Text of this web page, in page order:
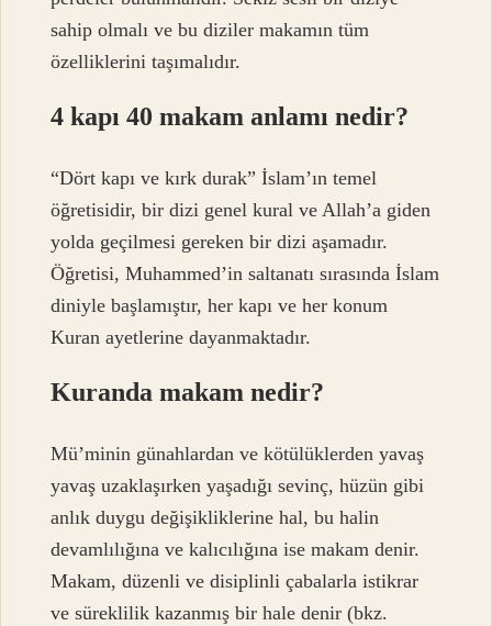
sahip olmalı ve bu diziler makamın tüm
özelliklerini taşımalıdır.
4 kapı 40 makam anlamı nedir?
“Dört kapı ve kırk durak” İslam’ın temel
öğretisidir, bir dizi genel kural ve Allah’a giden
yolda geçilmesi gereken bir dizi aşamadır.
Öğretisi, Muhammed’in saltanatı sırasında İslam
diniyle başlamıştır, her kapı ve her konum
Kuran ayetlerine dayanmaktadır.
Kuranda makam nedir?
Mü’minin günahlardan ve kötülüklerden yavaş
yavaş uzaklaşırken yaşadığı sevinç, hüzün gibi
anlık duygu değişikliklerine hal, bu halin
devamlılığına ve kalıcılığına ise makam denir.
Makam, düzenli ve disiplinli çabalarla istikrar
ve süreklilik kazanmış bir hale denir (bkz.